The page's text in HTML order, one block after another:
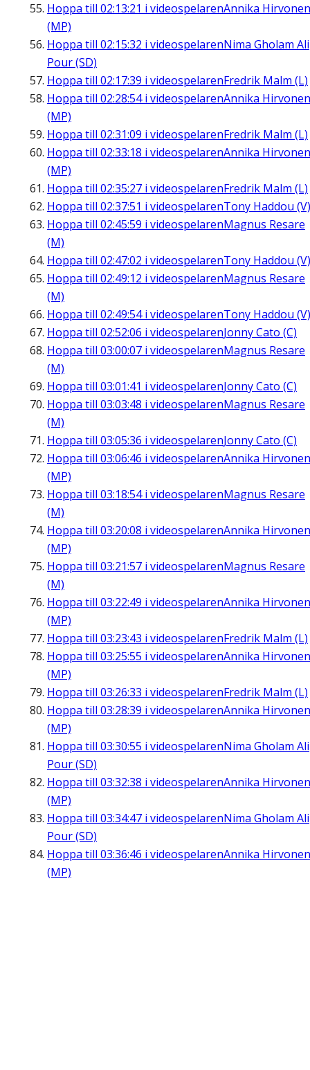
Hoppa till 02:13:21 i videospelarenAnnika Hirvonen
(MP)
Hoppa till 02:15:32 i videospelarenNima Gholam Ali
Pour (SD)
Hoppa till 02:17:39 i videospelarenFredrik Malm (L)
Hoppa till 02:28:54i videospelarenAnnika Hirvonen
(MP)
Hoppa till 02:31:09 i videospelarenFredrik Malm (L)
Hoppa till 02:33:18 i videospelarenAnnika Hirvonen
(MP)
Hoppa till 02:35:27 i videospelarenFredrik Malm (L)
Hoppa till 02:37:51 i videospelarenTony Haddou (V)
Hoppa till 02:45:59 i videospelarenMagnus Resare
(M)
Hoppa till 02:47:02 i videospelarenTony Haddou (V)
Hoppa till 02:49:12 i videospelarenMagnus Resare
(M)
Hoppa till 02:49:54i videospelarenTony Haddou (V)
Hoppa till 02:52:06 i videospelarenJonny Cato (C)
Hoppa till 03:00:07 i videospelarenMagnus Resare
(M)
Hoppa till 03:01:41 i videospelarenJonny Cato (C)
Hoppa till 03:03:48 i videospelarenMagnus Resare
(M)
Hoppa till 03:05:36 i videospelarenJonny Cato (C)
Hoppa till 03:06:46 i videospelarenAnnika Hirvonen
(MP)
Hoppa till 03:18:54i videospelarenMagnus Resare
(M)
Hoppa till 03:20:08 i videospelarenAnnika Hirvonen
(MP)
Hoppa till 03:21:57 i videospelarenMagnus Resare
(M)
Hoppa till 03:22:49 i videospelarenAnnika Hirvonen
(MP)
Hoppa till 03:23:43 i videospelarenFredrik Malm (L)
Hoppa till 03:25:55 i videospelarenAnnika Hirvonen
(MP)
Hoppa till 03:26:33 i videospelarenFredrik Malm (L)
Hoppa till 03:28:39 i videospelarenAnnika Hirvonen
(MP)
Hoppa till 03:30:55 i videospelarenNima Gholam Ali
Pour (SD)
Hoppa till 03:32:38 i videospelarenAnnika Hirvonen
(MP)
Hoppa till 03:34:47 i videospelarenNima Gholam Ali
Pour (SD)
Hoppa till 03:36:46 i videospelarenAnnika Hirvonen
(MP)